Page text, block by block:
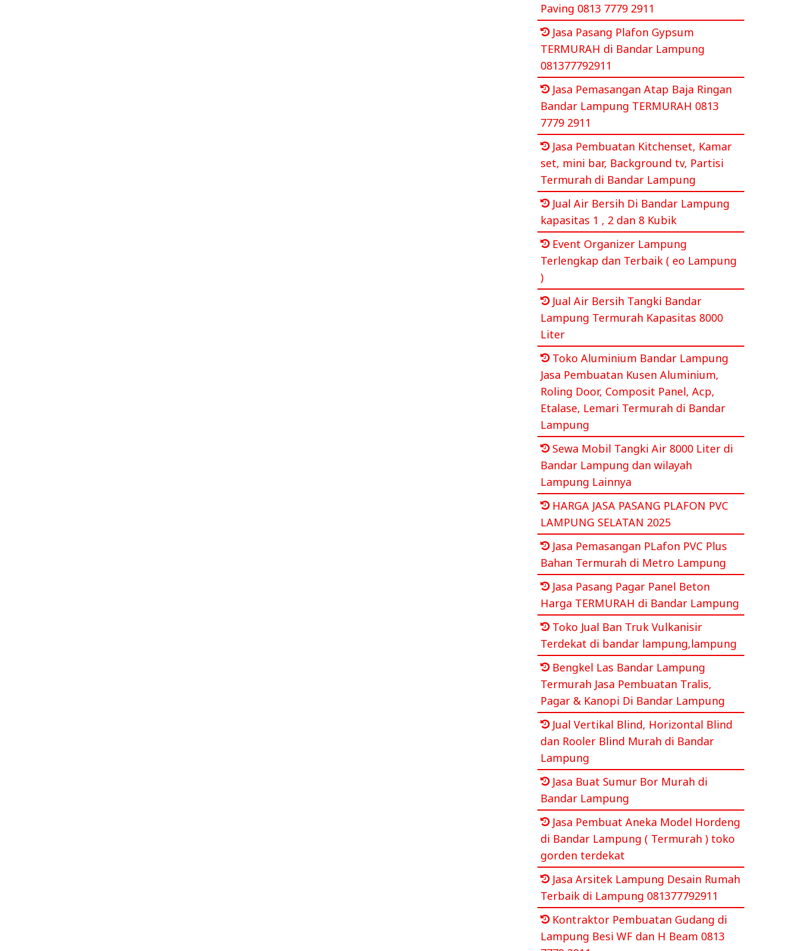
Paving 0813 7779 2911
Jasa Pasang Plafon Gypsum
TERMURAH di Bandar Lampung
081377792911
Jasa Pemasangan Atap Baja Ringan
Bandar Lampung TERMURAH 0813
7779 2911
Jasa Pembuatan Kitchenset, Kamar
set, mini bar, Background tv, Partisi
Termurah di Bandar Lampung
Jual Air Bersih Di Bandar Lampung
kapasitas 1 , 2 dan 8 Kubik
Event Organizer Lampung
Terlengkap dan Terbaik ( eo Lampung
)
Jual Air Bersih Tangki Bandar
Lampung Termurah Kapasitas 8000
Liter
Toko Aluminium Bandar Lampung
Jasa Pembuatan Kusen Aluminium,
Roling Door, Composit Panel, Acp,
Etalase, Lemari Termurah di Bandar
Lampung
Sewa Mobil Tangki Air 8000 Liter di
Bandar Lampung dan wilayah
Lampung Lainnya
HARGA JASA PASANG PLAFON PVC
LAMPUNG SELATAN 2025
Jasa Pemasangan PLafon PVC Plus
Bahan Termurah di Metro Lampung
Jasa Pasang Pagar Panel Beton
Harga TERMURAH di Bandar Lampung
Toko Jual Ban Truk Vulkanisir
Terdekat di bandar lampung,lampung
Bengkel Las Bandar Lampung
Termurah Jasa Pembuatan Tralis,
Pagar & Kanopi Di Bandar Lampung
Jual Vertikal Blind, Horizontal Blind
dan Rooler Blind Murah di Bandar
Lampung
Jasa Buat Sumur Bor Murah di
Bandar Lampung
Jasa Pembuat Aneka Model Hordeng
di Bandar Lampung ( Termurah ) toko
gorden terdekat
Jasa Arsitek Lampung Desain Rumah
Terbaik di Lampung 081377792911
Kontraktor Pembuatan Gudang di
Lampung Besi WF dan H Beam 0813